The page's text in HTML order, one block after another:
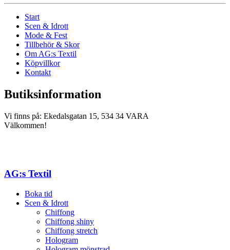
Start
Scen & Idrott
Mode & Fest
Tillbehör & Skor
Om AG:s Textil
Köpvillkor
Kontakt
Butiksinformation
Vi finns på: Ekedalsgatan 15, 534 34 VARA
Välkommen!
AG:s Textil
Boka tid
Scen & Idrott
Chiffong
Chiffong shiny
Chiffong stretch
Hologram